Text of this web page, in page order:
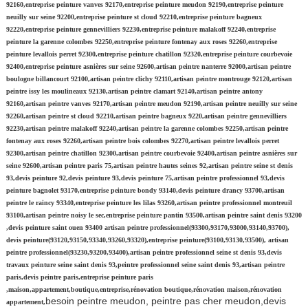
92160,entreprise peinture vanves 92170,entreprise peinture meudon 92190,entreprise peinture
neuilly sur seine 92200,entreprise peinture st cloud 92210,entreprise peinture bagneux
92220,entreprise peinture gennevilliers 92230,entreprise peinture malakoff 92240,entreprise
peinture la garenne colombes 92250,entreprise peinture fontenay aux roses 92260,entreprise
peinture levallois perret 92300,entreprise peinture chatillon 92320,entreprise peinture courbevoie
92400,entreprise peinture asnières sur seine 92600,artisan peintre nanterre 92000,artisan peintre
boulogne billancourt 92100,artisan peintre clichy 92110,artisan peintre montrouge 92120,artisan
peintre issy les moulineaux 92130,artisan peintre clamart 92140,artisan peintre antony
92160,artisan peintre vanves 92170,artisan peintre meudon 92190,artisan peintre neuilly sur seine
92260,artisan peintre st cloud 92210,artisan peintre bagneux 9220,artisan peintre gennevilliers
92230,artisan peintre malakoff 92240,artisan peintre la garenne colombes 92250,artisan peintre
fontenay aux roses 92260,artisan peintre bois colombes 92270,artisan peintre levallois perret
92300,artisan peintre chatillon 92300,artisan peintre courbevoie 92400,artisan peintre asnières sur
seine 92600,artisan peintre paris 75,artisan peintre hautes seines 92,artisan peintre seine st denis
93,devis peinture 92,devis peinture 93,devis peinture 75,artisan peintre professionnel 93,devis
peinture bagnolet 93170,entreprise peinture bondy 93140,devis peinture drancy 93700,artisan
peintre le raincy 93340,entreprise peinture les lilas 93260,artisan peintre professionnel montreuil
93100,artisan peintre noisy le sec,entreprise peinture pantin 93500,artisan peintre saint denis 93200
,devis peinture saint ouen 93400 artisan peintre professionnel(93300,93170,93000,93140,93700),
devis peinture(93120,93150,93340,93260,93320),entreprise peinture(93100,93130,93500), artisan
peintre professionnel(93230,93200,93400),artisan peintre professionnel seine st denis 93,devis
travaux peinture seine saint denis 93,peintre professionnel seine saint denis 93,artisan peintre
paris,devis peintre paris,entreprise peinture paris
,maison,appartement,boutique,entreprise,rénovation boutique,rénovation maison,rénovation
appartement,besoin peintre meudon, peintre pas cher meudon,devis